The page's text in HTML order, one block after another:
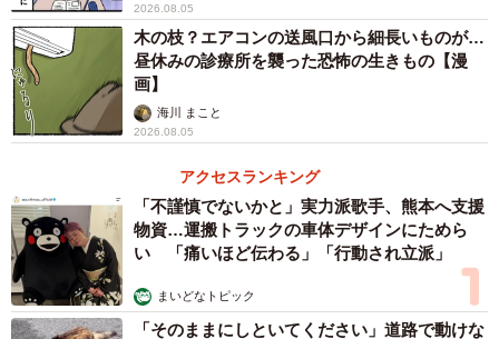
2026.08.05
木の枝？エアコンの送風口から細長いものが…
昼休みの診療所を襲った恐怖の生きもの【漫
画】
海川 まこと
2026.08.05
アクセスランキング
「不謹慎でないかと」実力派歌手、熊本へ支援
物資…運搬トラックの車体デザインにためら
い 「痛いほど伝わる」「行動され立派」
まいどなトピック
「そのままにしといてください」道路で動けな